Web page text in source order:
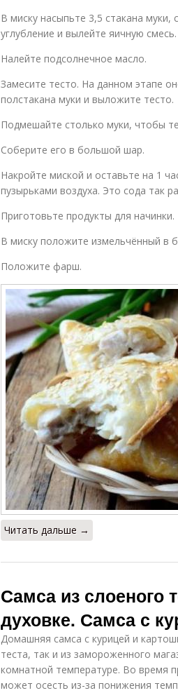
В миску насыпьте 3,5 стакана
углубление и вылейте яичную смесь.
Налейте подсолнечное масло.
Замесите тесто. На данном этапе
полстакана муки и выложите тесто.
Подмешайте столько муки, чтобы
Соберите его в большой шар.
Накройте миской и оставьте на 1
пузырьками воздуха. Это сода так
Приготовьте продукты для начинки.
В миску положите измельчённый в
Положите фарш.
Читать дальше →
Самса из слоеного
духовке. Самса с
Домашняя самса с курицей и
теста, так и из замороженного
комнатной температуре. Во время
может осесть из-за понижения